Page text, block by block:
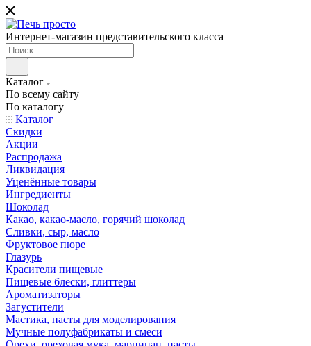
Интернет-магазин представительского класса
Каталог
По всему сайту
По каталогу
Каталог
Скидки
Акции
Распродажа
Ликвидация
Уценённые товары
Ингредиенты
Шоколад
Какао, какао-масло, горячий шоколад
Сливки, сыр, масло
Фруктовое пюре
Глазурь
Красители пищевые
Пищевые блески, глиттеры
Ароматизаторы
Загустители
Мастика, пасты для моделирования
Мучные полуфабрикаты и смеси